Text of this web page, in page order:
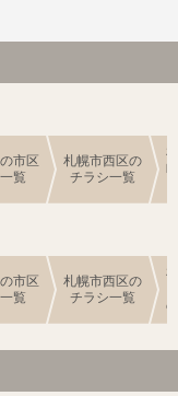
市区
覧
札幌市西区の
チラシ一覧
市区
覧
札幌市西区の
チラシ一覧